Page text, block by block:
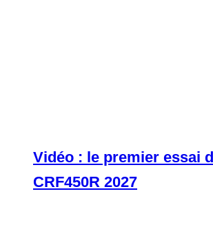
Vidéo : le premier essai
CRF450R 2027